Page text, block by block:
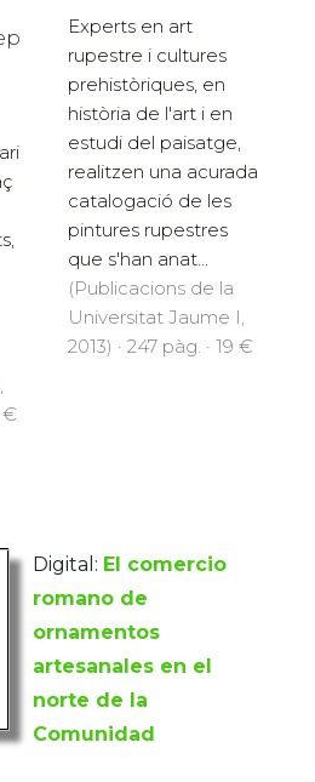
€
Experts en art
rupestre i cultures
prehistòriques, en
història de l'art i en
estudi del paisatge,
realitzen una acurada
catalogació de les
pintures rupestres
que s'han anat...
(Publicacions de la
Universitat Jaume I,
2013) · 247 pàg. · 19 €
Digital: El comercio
romano de
ornamentos
artesanales en el
norte de la
Comunidad